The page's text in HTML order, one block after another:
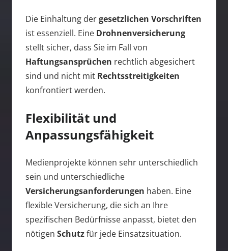
Die Einhaltung dergesetzlichen Vorschriften
ist essenziell. Eine Drohnenversicherung
stellt sicher, dass Sie im Fall von
Haftungsansprüchen rechtlich abgesichert
sind und nicht mit Rechtsstreitigkeiten
konfrontiert werden.
Flexibilität und
Anpassungsfähigkeit
Medienprojekte können sehr unterschiedlich
sein und unterschiedliche
Versicherungsanforderungen haben. Eine
flexible Versicherung, die sich an Ihre
spezifischen Bedürfnisse anpasst, bietet den
nötigen Schutzfür jede Einsatzsituation.